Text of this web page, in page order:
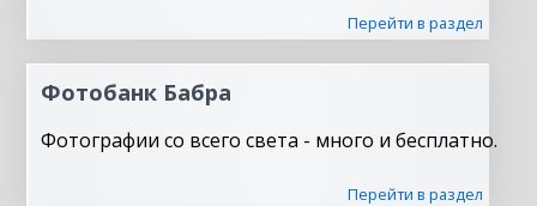
Перейти в раздел
Фотобанк Бабра
Фотографии со всего света - много и бесплатно.
Перейти в раздел